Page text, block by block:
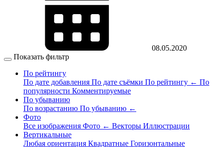
08.05.2020
Показать фильтр
По рейтингу
По дате добавления По дате съёмки По рейтингу ← По
популярности Комментируемые
По убыванию
По возрастанию По убыванию ←
Фото
Все изображения Фото ← Векторы Иллюстрации
Вертикальные
Любая ориентация Квадратные Горизонтальные